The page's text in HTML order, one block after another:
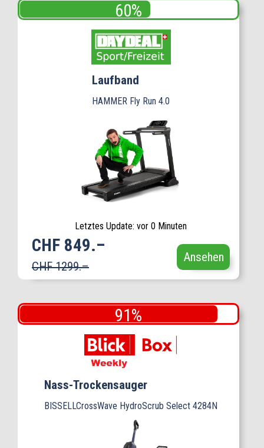
Laufband
HAMMER Fly Run 4.0
Letztes Update: vor 0 Minuten
CHF 849.–
CHF 1299.–
Ansehen
Nass-Trockensauger
BISSELLCrossWave HydroScrub Select 4284N